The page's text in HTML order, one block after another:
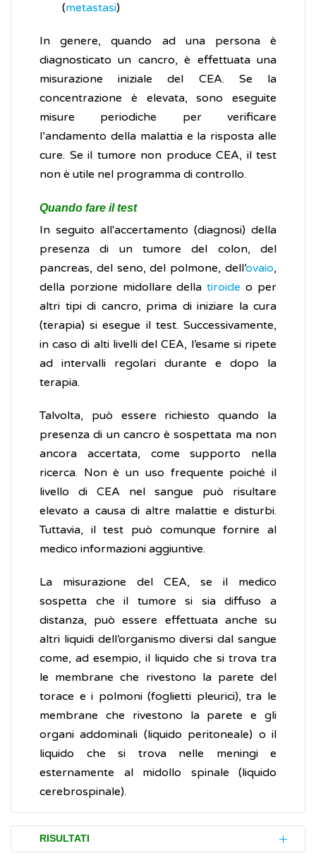
(metastasi)
In genere, quando ad una persona è
diagnosticato un cancro, è effettuata una
misurazione iniziale del CEA. Se la
concentrazione è elevata, sono eseguite
misure periodiche per verificare
l’andamento della malattia e la risposta alle
cure. Se il tumore non produce CEA, il test
non è utile nel programma di controllo.
Quando fare il test
In seguito all'accertamento (diagnosi) della
presenza di un tumore del colon, del
pancreas, del seno, del polmone, dell’ovaio,
della porzione midollare dellatiroide o per
altri tipi di cancro, prima di iniziare la cura
(terapia) si esegue il test. Successivamente,
in caso di alti livelli del CEA, l’esame si ripete
ad intervalli regolari durante e dopo la
terapia.
Talvolta, può essere richiesto quando la
presenza di un cancro è sospettata ma non
ancora accertata, come supporto nella
ricerca. Non è un uso frequente poiché il
livello di CEA nel sangue può risultare
elevato a causa di altre malattie e disturbi.
Tuttavia, il test può comunque fornire al
medico informazioni aggiuntive.
La misurazione del CEA, se il medico
sospetta che il tumore si sia diffuso a
distanza, può essere effettuata anche su
altri liquidi dell’organismo diversi dal sangue
come, ad esempio, il liquido che si trova tra
le membrane che rivestono la parete del
torace e i polmoni (foglietti pleurici), tra le
membrane che rivestono la parete e gli
organi addominali (liquido peritoneale) o il
liquido che si trova nelle meningi e
esternamente al midollo spinale (liquido
cerebrospinale).
RISULTATI